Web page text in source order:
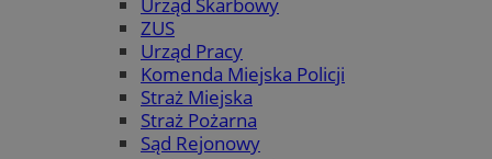
ZUS
Urząd Pracy
Komenda Miejska Policji
Straż Miejska
Straż Pożarna
Sąd Rejonowy